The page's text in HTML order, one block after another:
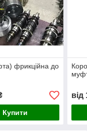
фрикційна до
Купити
від